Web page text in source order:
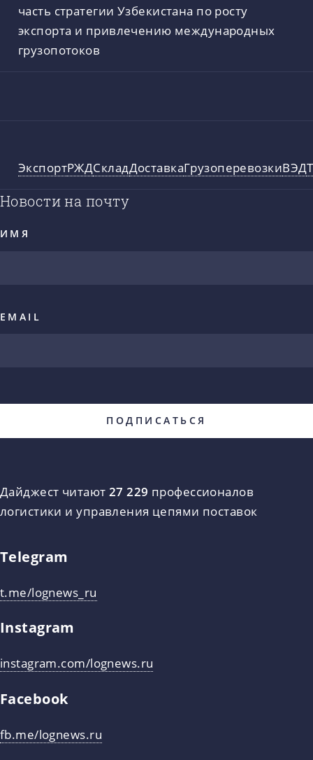
часть стратегии Узбекистана по росту
экспорта и привлечению международных
грузопотоков
ЭкспортРЖДСкладДоставкаГрузоперевозкиВЭД
Новости на почту
ИМЯ
EMAIL
Дайджест читают 27 229 профессионалов
логистики и управления цепями поставок
Telegram
t.me/lognews_ru
Instagram
instagram.com/lognews.ru
Facebook
fb.me/lognews.ru